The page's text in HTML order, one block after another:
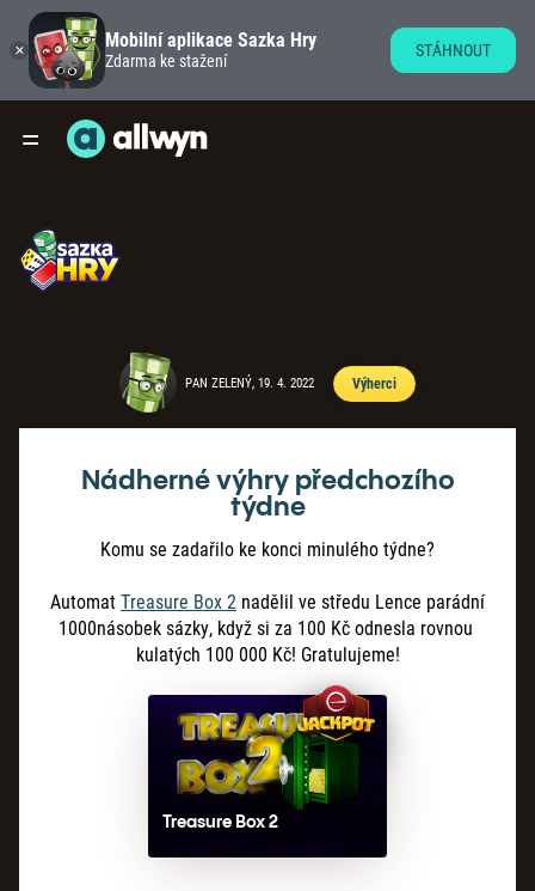
PAN ZELENÝ, 19. 4. 2022 Výherci
Nádherné výhry předchozího
týdne
Komu se zadařilo ke konci minulého týdne?
Automat Treasure Box 2 nadělil ve středu Lence parádní
1000násobek sázky, když si za 100 Kč odnesla rovnou
kulatých 100 000 Kč! Gratulujeme!
Treasure Box 2
Mobilní aplikace Sazka Hry
Zdarma ke stažení
STÁHNOUT